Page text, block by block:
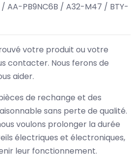
AA-PB9NC6B / A32-M47 / BTY-
votre produit ou votre
contacter. Nous ferons de
aider.
de rechange et des
sans perte de qualité.
voulons prolonger la durée
électriques et électroniques,
leur fonctionnement.